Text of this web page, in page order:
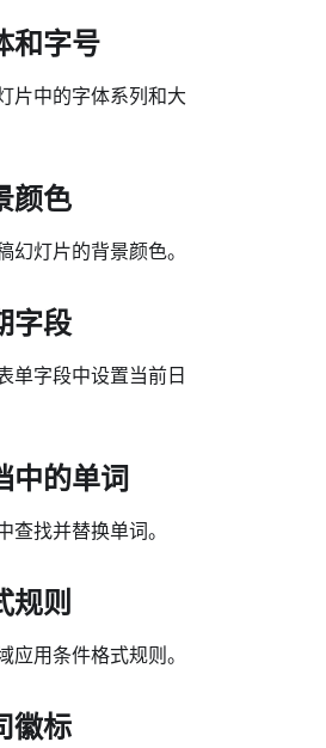
和字号
片中的字体系列和大
颜色
幻灯片的背景颜色。
字段
单字段中设置当前日
中的单词
查找并替换单词。
规则
应用条件格式规则。
徽标